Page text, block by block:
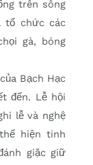
trên sông
tổ chức các
gà, bóng
Bạch Hạc
đến. Lễ hội
lễ và nghệ
hiện tinh
giặc giữ